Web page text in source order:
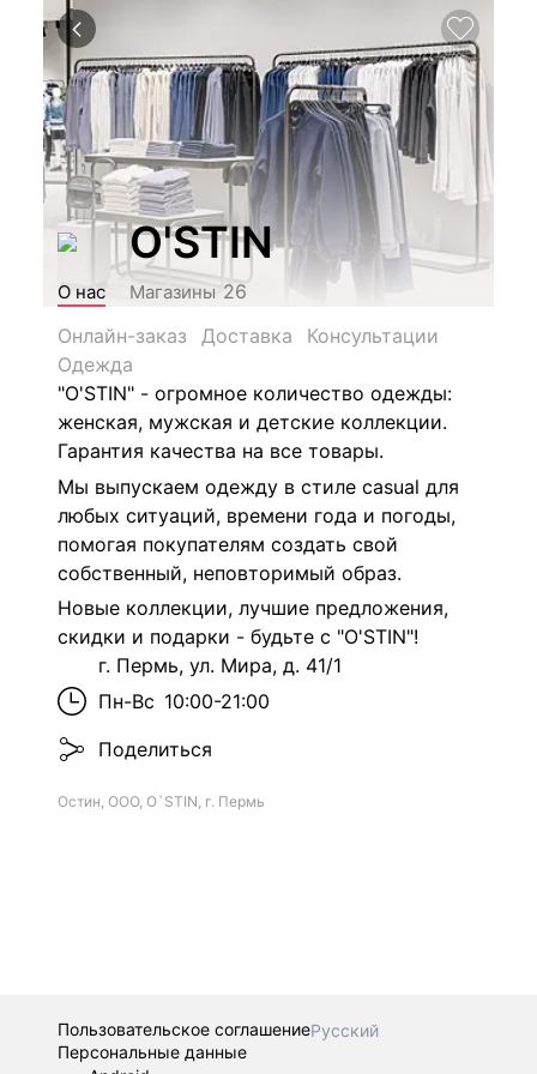
O'STIN
О нас Магазины 26
Онлайн-заказ
Доставка
Консультации
Одежда
"O'STIN" - огромное количество одежды:
женская, мужская и детские коллекции.
Гарантия качества на все товары.
Мы выпускаем одежду в стиле сasual для
любых ситуаций, времени года и погоды,
помогая покупателям создать свой
собственный, неповторимый образ.
Новые коллекции, лучшие предложения,
скидки и подарки - будьте с "O'STIN"!
г. Пермь, ул. Мира, д. 41/1
Пн-Вс 10:00-21:00
Поделиться
Остин, ООО, O`STIN, г. Пермь
Пользовательское соглашениеРусский
Персональные данные